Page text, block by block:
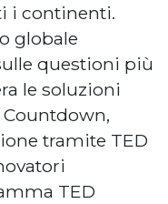
i continenti.
globale
questioni più
le soluzioni
tramite TED
TED